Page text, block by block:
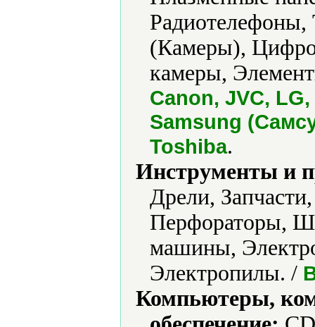
Радиотелефоны,
(Камеры),
камеры,
Canon, JVC,
Samsung
Toshiba.
Инструменты и
Дрели,
Перфораторы,
машины,
Электропилы. /
Компьютеры,